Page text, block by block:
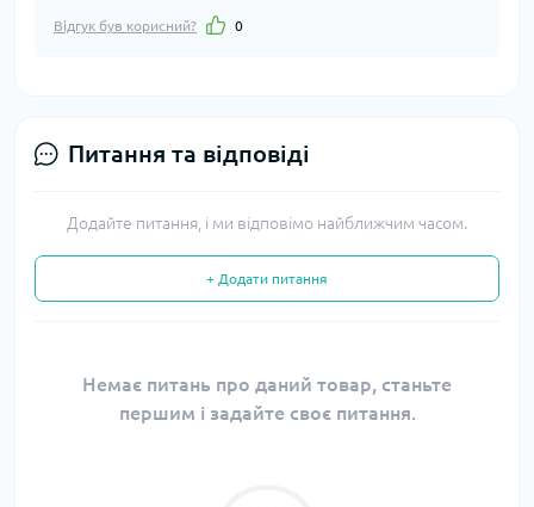
Відгук був корисний? 0
Питання та відповіді
Додайте питання, і ми відповімо найближчим часом.
+ Додати питання
Немає питань про даний товар, станьте
першим і задайте своє питання.